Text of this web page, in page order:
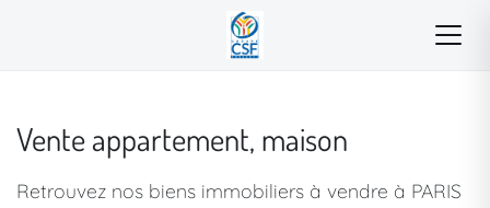
Vente appartement, maison
Retrouvez nos biens immobiliers à vendre à PARIS